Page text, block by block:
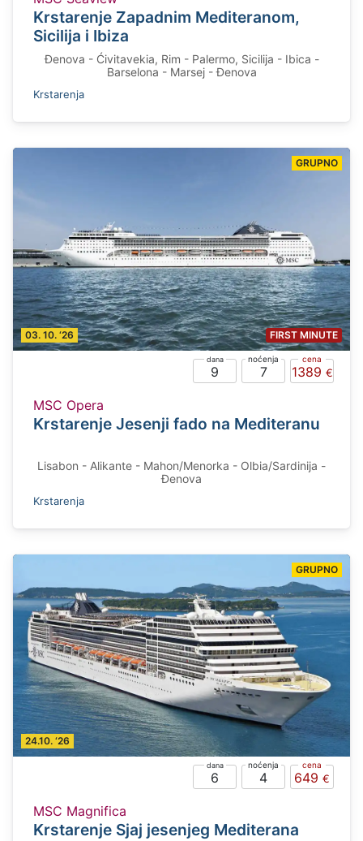
Krstarenje Zapadnim Mediteranom,
Sicilija i Ibiza
Đenova - Ćivitavekia, Rim - Palermo, Sicilija - Ibica -
Barselona - Marsej - Đenova
Krstarenja
GRUPNO
03. 10. ‘26 FIRST MINUTE
9 7 1389
MSC Opera
Krstarenje Jesenji fado na Mediteranu
Lisabon - Alikante - Mahon/Menorka - Olbia/Sardinija -
Đenova
Krstarenja
GRUPNO
24.10. ‘26
6 4 649
MSC Magnifica
Krstarenje Sjaj jesenjeg Mediterana